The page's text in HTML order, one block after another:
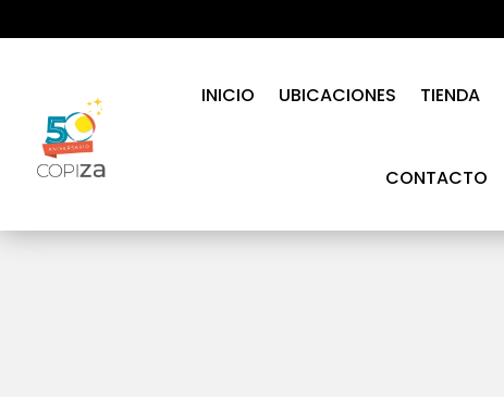
INICIO UBICACIONES TIENDA
CONTACTO